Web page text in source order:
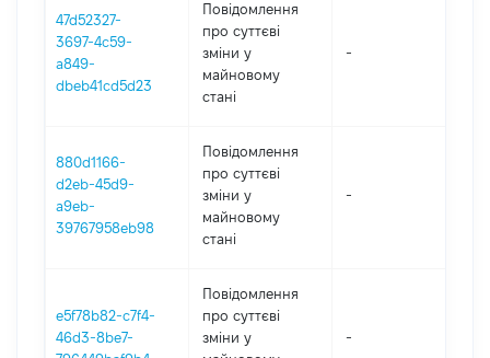
47d52327-
3697-4c59-
a849-
dbeb41cd5d23
Повідомлення
про суттєві
зміни y
майновому
стані
-
880d1166-
d2eb-45d9-
a9eb-
39767958eb98
Повідомлення
про суттєві
зміни y
майновому
стані
-
e5f78b82-c7f4-
46d3-8be7-
Повідомлення
про суттєві
зміни y
-